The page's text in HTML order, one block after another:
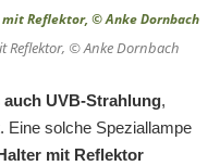
Reflektor, © Anke Dornbach
auch UVB-Strahlung,
Eine solche Speziallampe
mit Reflektor